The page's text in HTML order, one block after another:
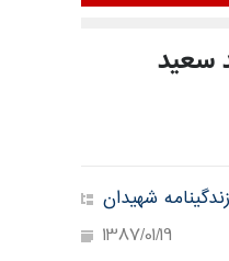
سعید
زندگینامه شهیدان
1387/01/19